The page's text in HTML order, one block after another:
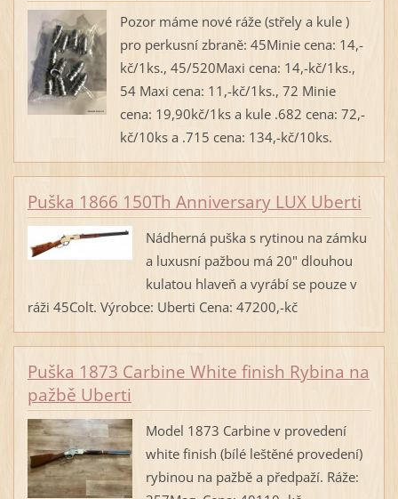
Pozor máme nové ráže (střely a kule )
pro perkusní zbraně: 45Minie cena: 14,-
kč/1ks., 45/520Maxi cena: 14,-kč/1ks.,
54 Maxi cena: 11,-kč/1ks., 72 Minie
cena: 19,90kč/1ks a kule .682 cena: 72,-
kč/10ks a .715 cena: 134,-kč/10ks.
Puška 1866 150Th Anniversary LUX Uberti
Nádherná puška s rytinou na zámku
a luxusní pažbou má 20" dlouhou
kulatou hlaveň a vyrábí se pouze v
ráži 45Colt. Výrobce: Uberti Cena: 47200,-kč
Puška 1873 Carbine White finish Rybina na
pažbě Uberti
Model 1873 Carbine v provedení
white finish (bílé leštěné provedení)
rybinou na pažbě a předpaží. Ráže: